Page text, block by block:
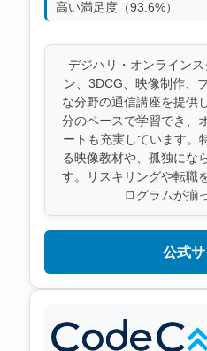
高い満足度（93.6%）
デジハリ・オンライン
ン、3DCG、映像制作、
な分野の通信講座を提供
分のペースで学習でき、
ートも充実しています。
る映像教材や、孤独にな
す。リスキリングや転職
ログラムが揃
公式サ